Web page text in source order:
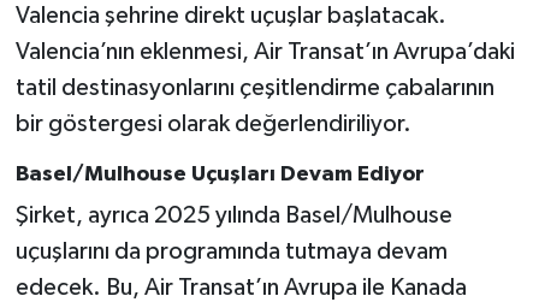
Valencia şehrine direkt uçuşlar başlatacak.
Valencia’nın eklenmesi, Air Transat’ın Avrupa’daki
tatil destinasyonlarını çeşitlendirme çabalarının
bir göstergesi olarak değerlendiriliyor.
Basel/Mulhouse Uçuşları Devam Ediyor
Şirket, ayrıca 2025 yılında Basel/Mulhouse
uçuşlarını da programında tutmaya devam
edecek. Bu, Air Transat’ın Avrupa ile Kanada